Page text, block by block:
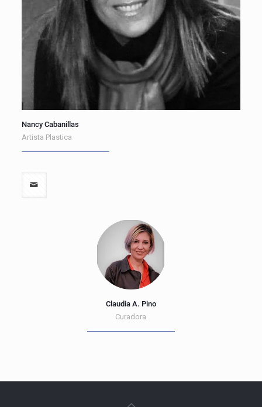
Nancy Cabanillas
Artista Plastica
Claudia A. Pino
Curadora